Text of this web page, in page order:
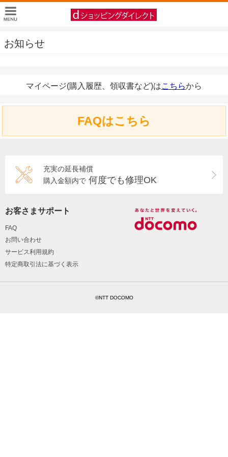
お知らせ
マイページ(購入履歴、領収書など)はこちらから
FAQはこちら
充実の延長補償
購入金額内で 何度でも修理OK
お客さまサポート
FAQ
お問い合わせ
サービス利用規約
特定商取引法に基づく表示
©NTT DOCOMO